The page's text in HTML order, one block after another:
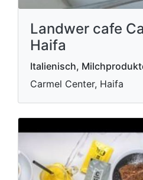
Landwer cafe
Haifa
Italienisch,
Carmel Center, Haifa